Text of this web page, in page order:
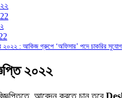
২০২২ : আকিজ গ্রুপে ‘অফিসার’ পদে চাকরির সুযোগ
২০২২
আবেদন করতে চান তবে